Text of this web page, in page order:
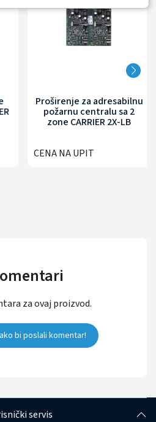
Proširenje za adresabilnu
požarnu centralu sa 2
zone CARRIER 2X-LB
CENA NA UPIT
za ovaj proizvod.
bi poslali komentar!
servis